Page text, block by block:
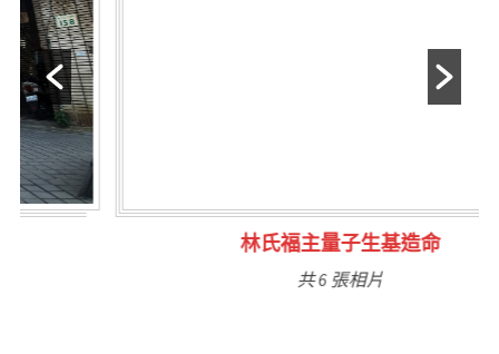
林氏福主量子生基造命